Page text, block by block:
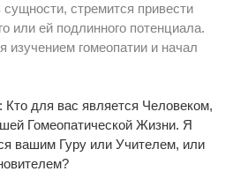
сущности, стремится привести
или ей подлинного потенциала.
изучением гомеопатии и начал
для вас является Человеком,
Гомеопатической Жизни. Я
вашим Гуру или Учителем, или